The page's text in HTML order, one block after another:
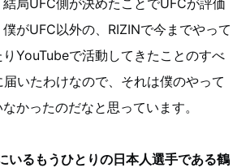
がUFC以外の、RIZINで今までやって
YouTubeで活動してきたことのすべ
いたわけなので、それは僕のやって
かったのだなと思っています。
いるもうひとりの日本人選手である鶴